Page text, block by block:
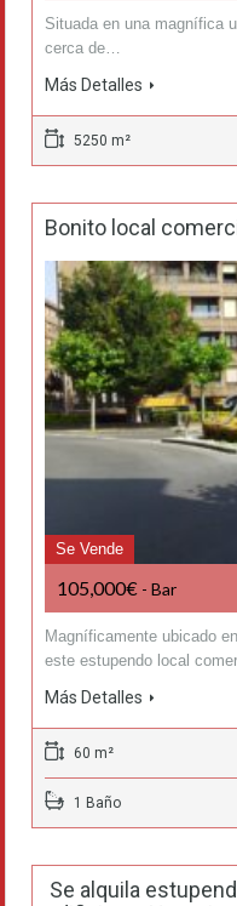
Situada en una magnífica
cerca de…
Más Detalles
5250 m²
Bonito local
Se Vende
105,000€ - Bar
Magníficamente ubicado
este estupendo local
Más Detalles
60 m²
1 Baño
Se alquila